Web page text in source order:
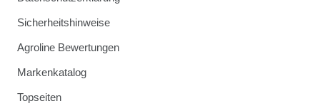
Sicherheitshinweise
Agroline Bewertungen
Markenkatalog
Topseiten